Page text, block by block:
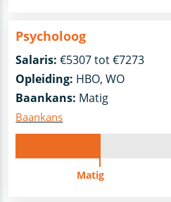
Psycholoog
Salaris: €5307 tot €7273
Opleiding: HBO, WO
Baankans: Matig
Baankans
Matig